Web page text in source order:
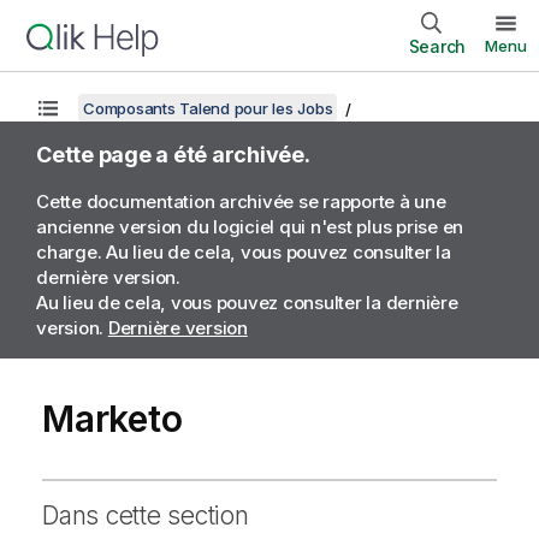
Search Menu
Composants Talend pour les Jobs
Cette page a été archivée.
Cette documentation archivée se rapporte à une
ancienne version du logiciel qui n'est plus prise en
charge. Au lieu de cela, vous pouvez consulter la
dernière version.
Au lieu de cela, vous pouvez consulter la dernière
version. Dernière version
Marketo
Dans cette section